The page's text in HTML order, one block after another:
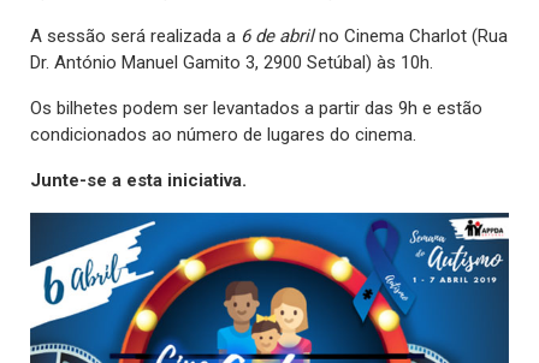
A sessão será realizada a 6de abrilno Cinema Charlot (Rua
Dr. António Manuel Gamito 3, 2900 Setúbal) às 10h.
Os bilhetes podem ser levantados a partir das 9h e estão
condicionados ao número de lugares do cinema.
Junte-se a esta iniciativa.